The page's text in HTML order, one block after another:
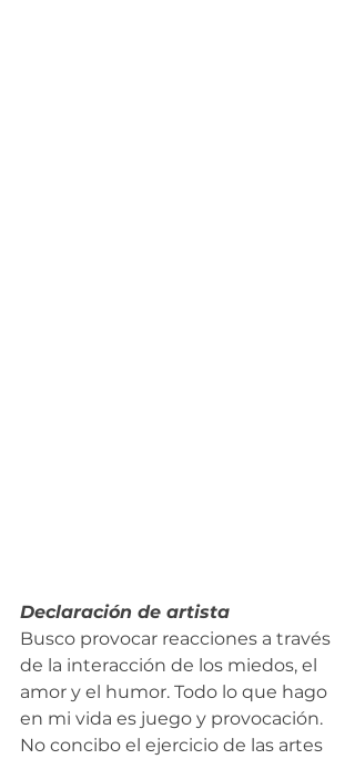
Declaración de artista
Busco provocar reacciones a través
de la interacción de los miedos, el
amor y el humor. Todo lo que hago
en mi vida es juego y provocación.
No concibo el ejercicio de las artes